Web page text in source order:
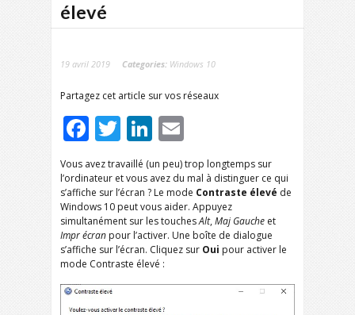
élevé
19 avril 2019 Categories: Windows 10
Partagez cet article sur vos réseaux
Facebook
TwitterLinkedIn
Vous avez travaillé (un peu) trop longtemps sur
l’ordinateur et vous avez du mal à distinguer ce qui
s’affiche sur l’écran ? Le mode Contraste élevé de
Windows 10 peut vous aider. Appuyez
simultanément sur les touchesAlt,Maj Gauche et
Imprécran pour l’activer. Une boîte de dialogue
s’affiche sur l’écran. Cliquez sur Oui pour activer le
mode Contraste élevé :